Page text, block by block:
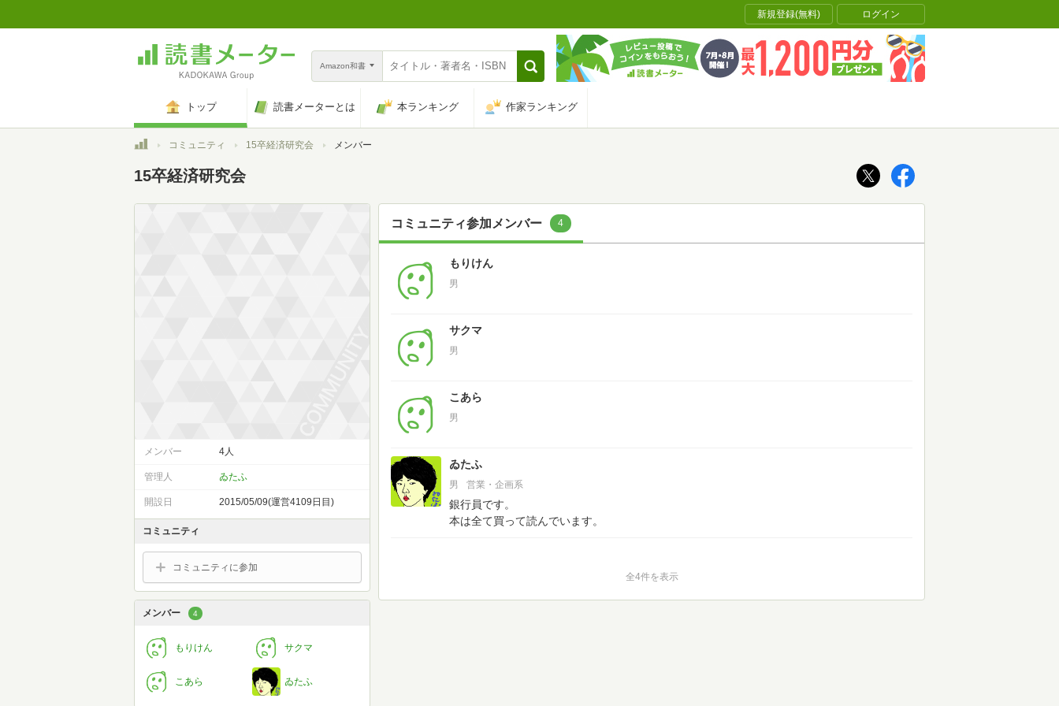
新規登録(無料) ログイン
Amazon和書
トップ 読書メーターとは 本ランキング 作家ランキング
トップコミュニティ 15卒経済研究会 メンバー
15卒経済研究会
コミュニティ参加メンバー 4
もりけん
男
サクマ
男
こあら
男
ゐたふ
男 営業・企画系
銀行員です。
本は全て買って読んでいます。
全4件を表示
メンバー 4人
管理人 ゐたふ
開設日 2015/05/09(運営4109日目)
コミュニティ
コミュニティに参加
メンバー 4
もりけん サクマ
こあら ゐたふ